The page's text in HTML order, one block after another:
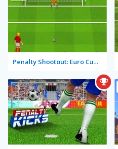
Penalty Shootout: Euro Cup 2016